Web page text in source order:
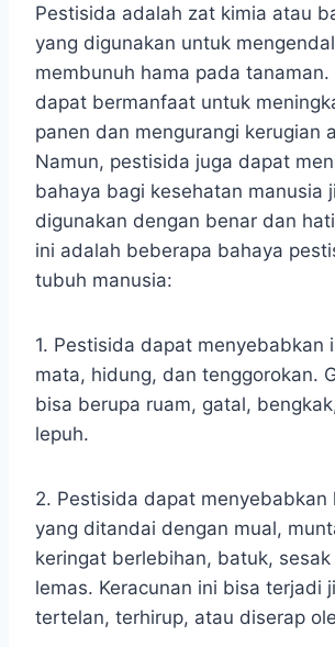
Pestisida adalah zat kimia atau
yang digunakan untuk
membunuh hama pada tanaman.
dapat bermanfaat untuk
panen dan mengurangi kerugian
Namun, pestisida juga dapat
bahaya bagi kesehatan manusia
digunakan dengan benar dan
ini adalah beberapa bahaya
tubuh manusia:
1. Pestisida dapat menyebabkan
mata, hidung, dan tenggorokan.
bisa berupa ruam, gatal,
lepuh.
2. Pestisida dapat menyebabkan
yang ditandai dengan mual,
keringat berlebihan, batuk,
lemas. Keracunan ini bisa terjadi
tertelan, terhirup, atau diserap